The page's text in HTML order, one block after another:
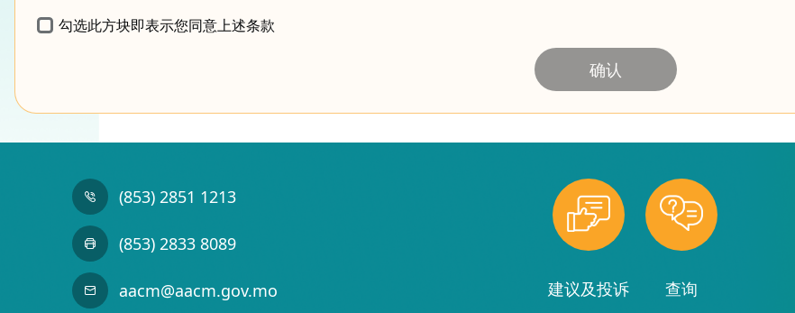
勾选此方块即表示您同意上述条款
确认
(853) 2851 1213
(853) 2833 8089
aacm@aacm.gov.mo 建议及投诉 查询